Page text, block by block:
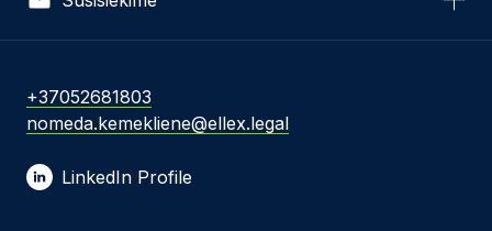
El. pašto adresas *
+37052681803
nomeda.kemekliene@ellex.legal
LinkedIn Profile